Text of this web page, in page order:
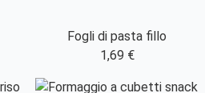
Fogli di pasta fillo
1,69 €